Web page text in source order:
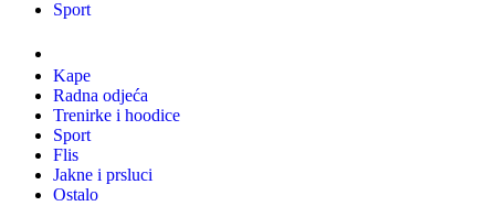
Sport
Kape
Radna odjeća
Trenirke i hoodice
Sport
Flis
Jakne i prsluci
Ostalo